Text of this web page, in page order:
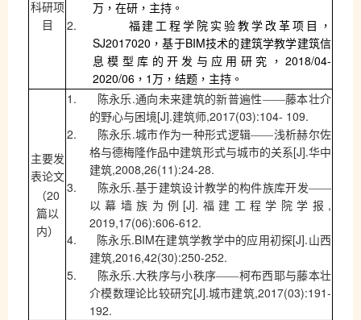
科研项
目
万，在研，主持。
2. 福建工程学院实验教学改革项目，
SJ2017020 ，基于BIM技术的建筑学教学建筑信
息模型库的开发与应用研究， 2018/04-
2020/06 ， 1 万，结题，主持。
主要发
表论文
（20
篇以
内）
1. 陈永乐 .通向未来建筑的新普遍性——藤本壮介
的野心与困境[J].建筑师,2017(03):104- 109.
2.
陈永乐 .城市作为一种形式逻辑——浅析赫尔佐
格与德梅隆作品中建筑形式与城市的关系[J].华中
建筑,2008,26(11):24-28.
3.
陈永乐 .基于建筑设计教学的构件族库开发——
以幕墙族为例 [J]. 福建工程学院学报 ,
2019,17(06):606-612.
4.
陈永乐.BIM在建筑学教学中的应用初探[J]. 山西
建筑,2016,42(30):250-252.
5.
陈永乐 .大秩序与小秩序——柯布西耶与藤本壮
介模数理论比较研究[J].城市建筑,2017(03):191-
192.